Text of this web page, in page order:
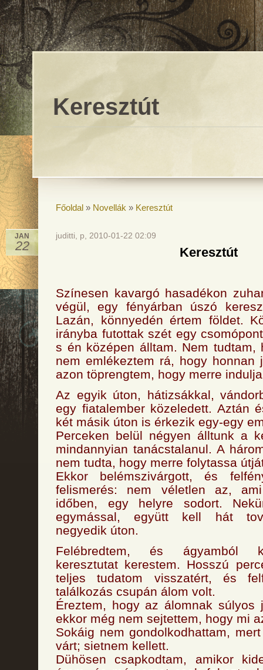
Keresztút
Főoldal » Novellák » Keresztút
JAN
22
juditti, p, 2010-01-22 02:09
Keresztút
Színesen kavargó hasadékon
végül, egy fényárban úszó
Lazán, könnyedén értem földet.
irányba futottak szét egy
s én középen álltam. Nem tudtam,
nem emlékeztem rá, hogy honnan
azon töprengtem, hogy merre
Az egyik úton, hátizsákkal,
egy fiatalember közeledett. Aztán
két másik úton is érkezik egy-egy
Perceken belül négyen álltunk a
mindannyian tanácstalanul. A
nem tudta, hogy merre folytassa
Ekkor belémszivárgott, és
felismerés: nem véletlen az,
időben, egy helyre sodort.
egymással, együtt kell hát
negyedik úton.
Felébredtem, és ágyamból
keresztutat kerestem. Hosszú
teljes tudatom visszatért, és
találkozás csupán álom volt.
Éreztem, hogy az álomnak súlyos
ekkor még nem sejtettem, hogy mi
Sokáig nem gondolkodhattam,
várt; sietnem kellett.
Dühösen csapkodtam, amikor